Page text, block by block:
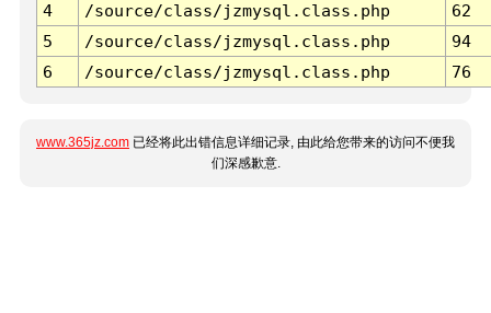
4
/source/class/jzmysql.class.php
62
5
/source/class/jzmysql.class.php
94
6
/source/class/jzmysql.class.php 76
www.365jz.com 已经将此出错信息详细记录, 由此给您带来的访问不便我
们深感歉意.